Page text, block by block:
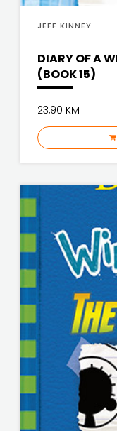
JEFF KINNEY
DIARY OF A
(BOOK 15)
23,90 KM